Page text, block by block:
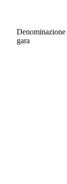
Denominazione
gara